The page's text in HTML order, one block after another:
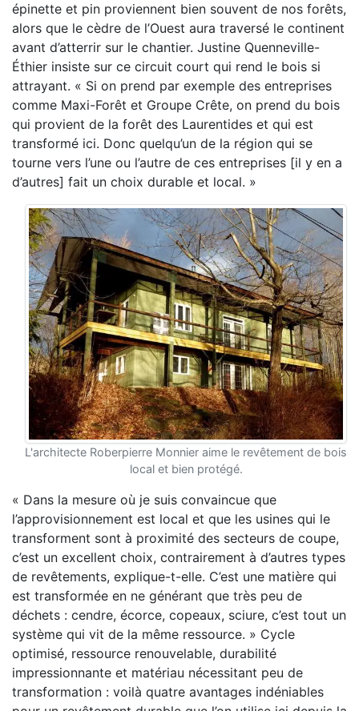
épinette et pin proviennent bien souvent de nos forêts,
alors que le cèdre de l’Ouest aura traversé le continent
avant d’atterrir sur le chantier. Justine Quenneville-
Éthier insiste sur ce circuit court qui rend le bois si
attrayant. « Si on prend par exemple des entreprises
comme Maxi-Forêt et Groupe Crête, on prend du bois
qui provient de la forêt des Laurentides et qui est
transformé ici. Donc quelqu’un de la région qui se
tourne vers l’une ou l’autre de ces entreprises [il y en a
d’autres] fait un choix durable et local. »
L'architecte Roberpierre Monnier aime le revêtement de bois
local et bien protégé.
« Dans la mesure où je suis convaincue que
l’approvisionnement est local et que les usines qui le
transforment sont à proximité des secteurs de coupe,
c’est un excellent choix, contrairement à d’autres types
de revêtements, explique-t-elle. C’est une matière qui
est transformée en ne générant que très peu de
déchets : cendre, écorce, copeaux, sciure, c’est tout un
système qui vit de la même ressource. » Cycle
optimisé, ressource renouvelable, durabilité
impressionnante et matériau nécessitant peu de
transformation : voilà quatre avantages indéniables